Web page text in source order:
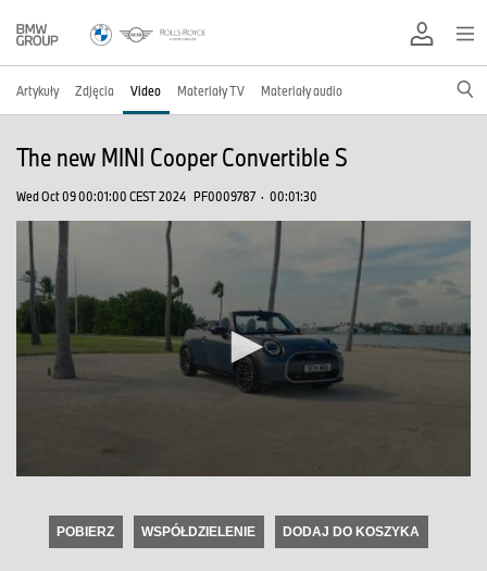
Artykuły Zdjęcia Video Materiały TV Materiały audio
The new MINI Cooper Convertible S
Wed Oct 09 00:01:00 CEST 2024 PF0009787 · 00:01:30
seconds
POBIERZ WSPÓŁDZIELENIE DODAJ DO KOSZYKA